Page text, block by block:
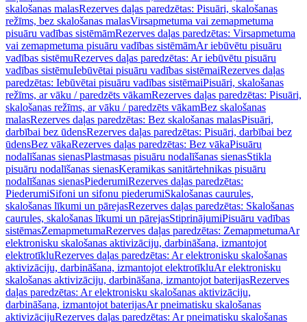
skalošanas malasRezerves daļas paredzētas: Pisuāri, skalošanas
režīms, bez skalošanas malasVirsapmetuma vai zemapmetuma
pisuāru vadības sistēmāmRezerves daļas paredzētas: Virsapmetuma
vai zemapmetuma pisuāru vadības sistēmāmAr iebūvētu pisuāru
vadības sistēmuRezerves daļas paredzētas: Ar iebūvētu pisuāru
vadības sistēmuIebūvētai pisuāru vadības sistēmaiRezerves daļas
paredzētas: Iebūvētai pisuāru vadības sistēmaiPisuāri, skalošanas
režīms, ar vāku / paredzēts vākamRezerves daļas paredzētas: Pisuāri,
skalošanas režīms, ar vāku / paredzēts vākamBez skalošanas
malasRezerves daļas paredzētas: Bez skalošanas malasPisuāri,
darbībai bez ūdensRezerves daļas paredzētas: Pisuāri, darbībai bez
ūdensBez vākaRezerves daļas paredzētas: Bez vākaPisuāru
nodalīšanas sienasPlastmasas pisuāru nodalīšanas sienasStikla
pisuāru nodalīšanas sienasKeramikas sanitārtehnikas pisuāru
nodalīšanas sienasPiederumiRezerves daļas paredzētas:
PiederumiSifoni un sifonu piederumiSkalošanas caurules,
skalošanas līkumi un pārejasRezerves daļas paredzētas: Skalošanas
caurules, skalošanas līkumi un pārejasStiprinājumiPisuāru vadības
sistēmasZemapmetumaRezerves daļas paredzētas: ZemapmetumaAr
elektronisku skalošanas aktivizāciju, darbināšana, izmantojot
elektrotīkluRezerves daļas paredzētas: Ar elektronisku skalošanas
aktivizāciju, darbināšana, izmantojot elektrotīkluAr elektronisku
skalošanas aktivizāciju, darbināšana, izmantojot baterijasRezerves
daļas paredzētas: Ar elektronisku skalošanas aktivizāciju,
darbināšana, izmantojot baterijasAr pneimatisku skalošanas
aktivizācijuRezerves daļas paredzētas: Ar pneimatisku skalošanas